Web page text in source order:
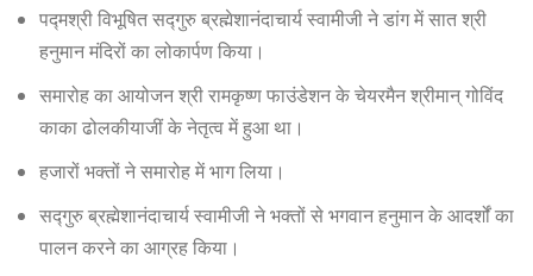
पद्मश्री विभूषित सद्गुरु ब्रह्मेशानंदाचार्य स्वामीजी ने डांग में सात श्री
हनुमान मंदिरों का लोकार्पण किया।
समारोह का आयोजन श्री रामकृष्ण फाउंडेशन के चेयरमैन श्रीमान् गोविंद
काका ढोलकीयाजीं के नेतृत्व में हुआ था।
हजारों भक्तों ने समारोह में भाग लिया।
सद्गुरु ब्रह्मेशानंदाचार्य स्वामीजी ने भक्तों से भगवान हनुमान के आदर्शों का
पालन करने का आग्रह किया।